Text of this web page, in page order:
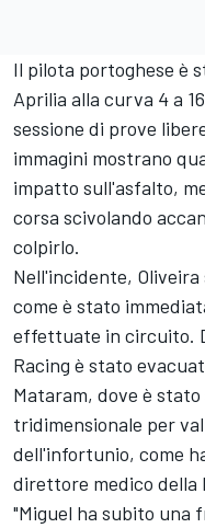
Il pilota portoghese è
Aprilia alla curva 4 a
sessione di prove
immagini mostrano
impatto sull'asfalto,
corsa scivolando
colpirlo.
Nell'incidente,
come è stato
effettuate in circuito.
Racing è stato
Mataram, dove è
tridimensionale per
dell'infortunio, come
direttore medico della
"Miguel ha subito una